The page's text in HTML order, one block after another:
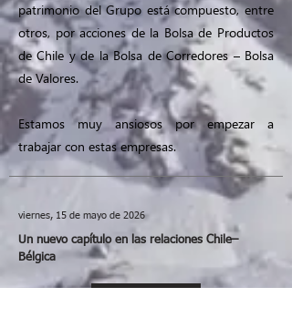
patrimonio del Grupo está compuesto, entre
otros, por acciones de la Bolsa de Productos
de Chile y de la Bolsa de Corredores – Bolsa
de Valores.
Estamos muy ansiosos por empezar a
trabajar con estas empresas.
viernes, 15 de mayo de 2026
Un nuevo capítulo en las relaciones Chile–
Bélgica